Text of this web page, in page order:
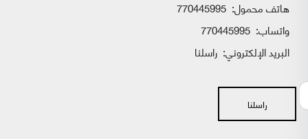
هاتف محمول: 770445995
واتساب:
البريد الإلكتروني: راسلنا
راسلنا